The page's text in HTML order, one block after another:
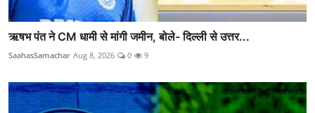
ऋषभ पंत ने CM धामी से मांगी जमीन, बोले- दिल्ली से उत्तर...
SaahasSamachar Aug 8, 2026 0 9